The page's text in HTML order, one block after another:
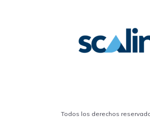
Todos los derechos